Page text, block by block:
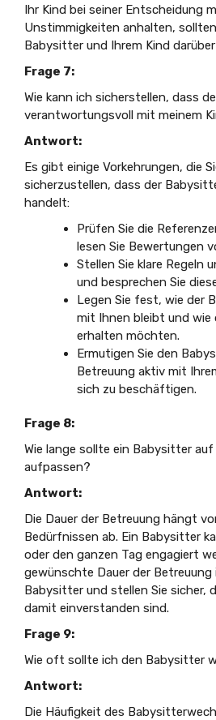
Ihr Kind bei seiner Entscheidung
Unstimmigkeiten anhalten,
Babysitter und Ihrem Kind
Frage 7:
Wie kann ich sicherstellen, dass
verantwortungsvoll mit meinem
Antwort:
Es gibt einige Vorkehrungen, die
sicherzustellen, dass der
handelt:
Prüfen Sie die
lesen Sie Bewertungen
Stellen Sie klare Regeln
und besprechen Sie
Legen Sie fest, wie der
mit Ihnen bleibt und
erhalten möchten.
Ermutigen Sie den
Betreuung aktiv mit
sich zu beschäftigen.
Frage 8:
Wie lange sollte ein Babysitter auf
aufpassen?
Antwort:
Die Dauer der Betreuung hängt
Bedürfnissen ab. Ein Babysitter
oder den ganzen Tag engagiert
gewünschte Dauer der Betreuung
Babysitter und stellen Sie sicher,
damit einverstanden sind.
Frage 9:
Wie oft sollte ich den Babysitter
Antwort:
Die Häufigkeit des